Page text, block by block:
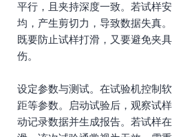
平行，且夹持深度一致。若试样
均，产生剪切力，导致数据失真
既要防止试样打滑，又要避免夹
伤。
设定参数与测试。在试验机控制
距等参数。启动试验后，观察试
动记录数据并生成报告。若试样